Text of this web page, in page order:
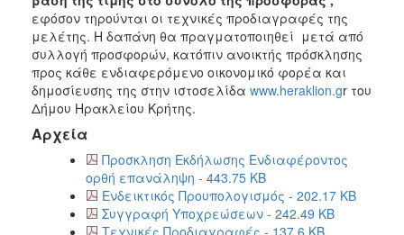
εφόσον τηρούνται οι τεχνικές προδιαγραφές της
μελέτης. Η δαπάνη θα πραγματοποιηθεί μετά από
συλλογή προσφορών, κατόπιν ανοικτής πρόσκλησης
προς κάθε ενδιαφερόμενο οικονομικό φορέα και
δημοσίευσης της στην ιστοσελίδα www.heraklion.gr του
Δήμου Ηρακλείου Κρήτης.
Αρχεία
Προσκληση Εκδήλωσης Ενδιαφέροντος
ορθή επανάληψη - 443.75 KB
Ενδεικτικός Προυπολογισμός - 202.17 KB
Συγγραφή Υποχρεώσεων - 242.49 KB
Τεχνικές Προδιαγραφές - 137.6 KB